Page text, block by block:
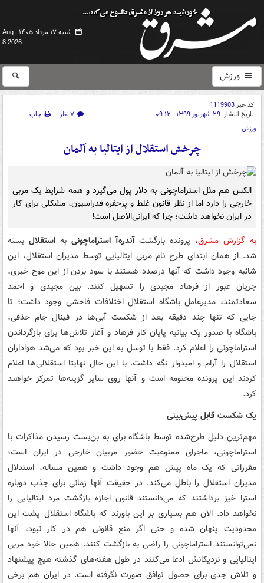
شنبه ۱۷ مرداد ۱۴۰۵ -
Aug
8 2026
ورزش
کد خبر1119903
تاریخ انتشار: ۲۹ شهریور ۱۳۹۹ - ۰۹:۱۲ ۷ نظر
چاپ
ورزش
چرخش استقلال از ایتالیا به آلمان
الکس هم مثل استراماچونی به دلار پول می‌گیرد و همه شرایط یک مربی
خارجی را دارد اما از نظر قانون غلط و پرحفره فدراسیون، مشکلی برای کار
در ایران نخواهد داشت؛ چرا که ایرانی‌الاصل است!
به گزارش مشرق، پرونده بازگشتآندره‌آ استراماچونیبهاستقلال بسته
شد. از همان ابتدای طرح نام مربی ایتالیایی توسط مدیران استقلال، این
شائبه وجود داشت که آنها درصدد هستند با سود بردن از این موج خبری،
جریان عبور از فرهاد مجیدی را تسهیل کنند. بین مجیدی و احمد
سعادتمند، مدیرعامل باشگاه استقلال اختلافات فاحشی وجود داشت؛ تا
جایی که تنها چند دقیقه بعد از شکست آبی‌ها در فینال جام حذفی،
باشگاه با صدور یک بیانیه پایان کار فرهاد و آغاز تلاش‌ها برای بازگرداندن
استراماچونی را اعلام کرد. فقط با توسل به این خبر بود که می‌شد هواداران
استقلال را آرام و امیدوار نگه داشت. با این حال نهایتا استقلالی‌ها اعلام
کردند این پرونده مختومه است و آنها روی سایر گزینه‌ها تمرکز خواهند
کرد.
یک شکست قابل پیش‌بینی
مهم‌ترین دلیل طرح‌شده توسط باشگاه برای به بن‌بست رسیدن مذاکرات با
استراماچونی، ماجرای ممنوعیت حضور مربیان خارجی در ایران است؛
مقرراتی که یک ماه پیش هم وجود داشت و همین مساله، استدلال
مدیران استقلال را باطل می‌کند. در حقیقت آنها زمانی برای جذب دوباره
استرا خیز برداشتند که می‌دانستند قانون اجازه بازگشت مرد ایتالیایی را
نخواهد داد. الان هم بسیاری بر این باورند که باشگاه استقلال پشت این
محدودیت پنهان شده و حتی اگر منع قانونی هم در کار نبود، آنها
نمی‌توانستند استراماچونی را راضی به بازگشت کنند. همین حالا خود مربی
ایتالیایی و نزدیکانش ادعا می‌کنند در طول هفته‌های گذشته هیچ پیشنهاد
و تلاش جدی برای حصول توافق صورت نگرفته است. در ایران هم برخی